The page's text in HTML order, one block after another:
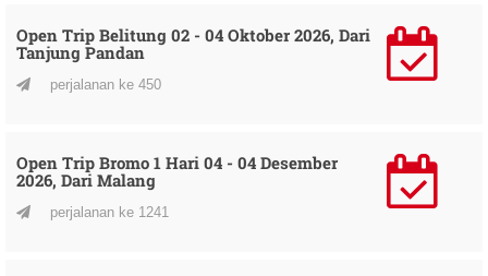
Open Trip Belitung 02 - 04 Oktober 2026, Dari
Tanjung Pandan
perjalanan ke 450
Open Trip Bromo 1 Hari 04 - 04 Desember
2026, Dari Malang
perjalanan ke 1241